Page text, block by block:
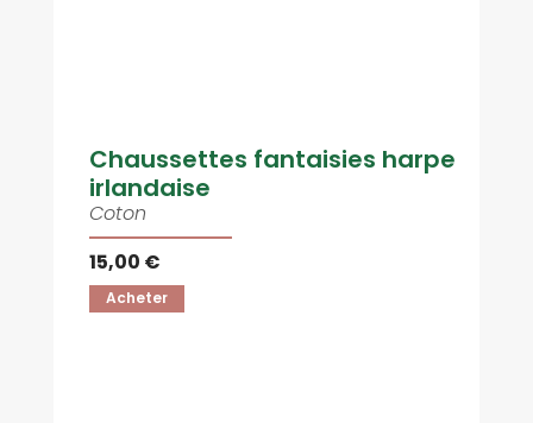
Chaussettes fantaisies harpe
irlandaise
Coton
15,00 €
Acheter